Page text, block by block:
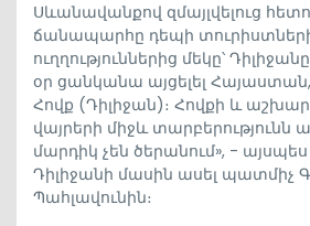
Սևանավանքով զմայլվելուց
ճանապարհը դեպի
ուղղություններից մեկը՝
օր ցանկանա այցելել
Հովք (Դիլիջան)։ Հովքի և
վայրերի միջև տարբերությունն
մարդիկ չեն ծերանում», - այսպես
Դիլիջանի մասին ասել պատմիչ
Պահլավունին։